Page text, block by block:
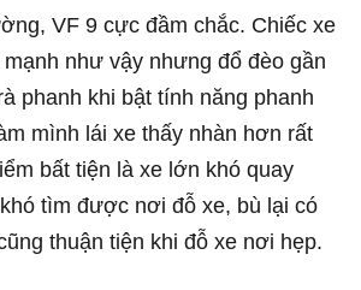
VF 9 cực đầm chắc. Chiếc xe
như vậy nhưng đổ đèo gần
phanh khi bật tính năng phanh
mình lái xe thấy nhàn hơn rất
bất tiện là xe lớn khó quay
tìm được nơi đỗ xe, bù lại có
thuận tiện khi đỗ xe nơi hẹp.